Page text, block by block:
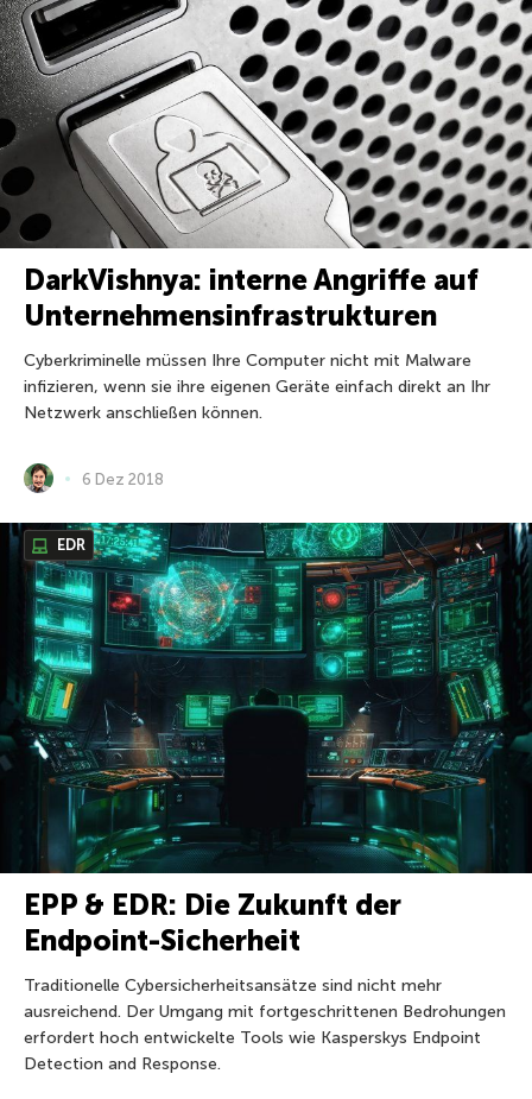
DarkVishnya: interne Angriffe auf
Unternehmensinfrastrukturen
Cyberkriminelle müssen Ihre Computer nicht mit Malware
infizieren, wenn sie ihre eigenen Geräte einfach direkt an Ihr
Netzwerk anschließen können.
6 Dez 2018
EDR
EPP & EDR: Die Zukunft der
Endpoint-Sicherheit
Traditionelle Cybersicherheitsansätze sind nicht mehr
ausreichend. Der Umgang mit fortgeschrittenen Bedrohungen
erfordert hoch entwickelte Tools wie Kasperskys Endpoint
Detection and Response.